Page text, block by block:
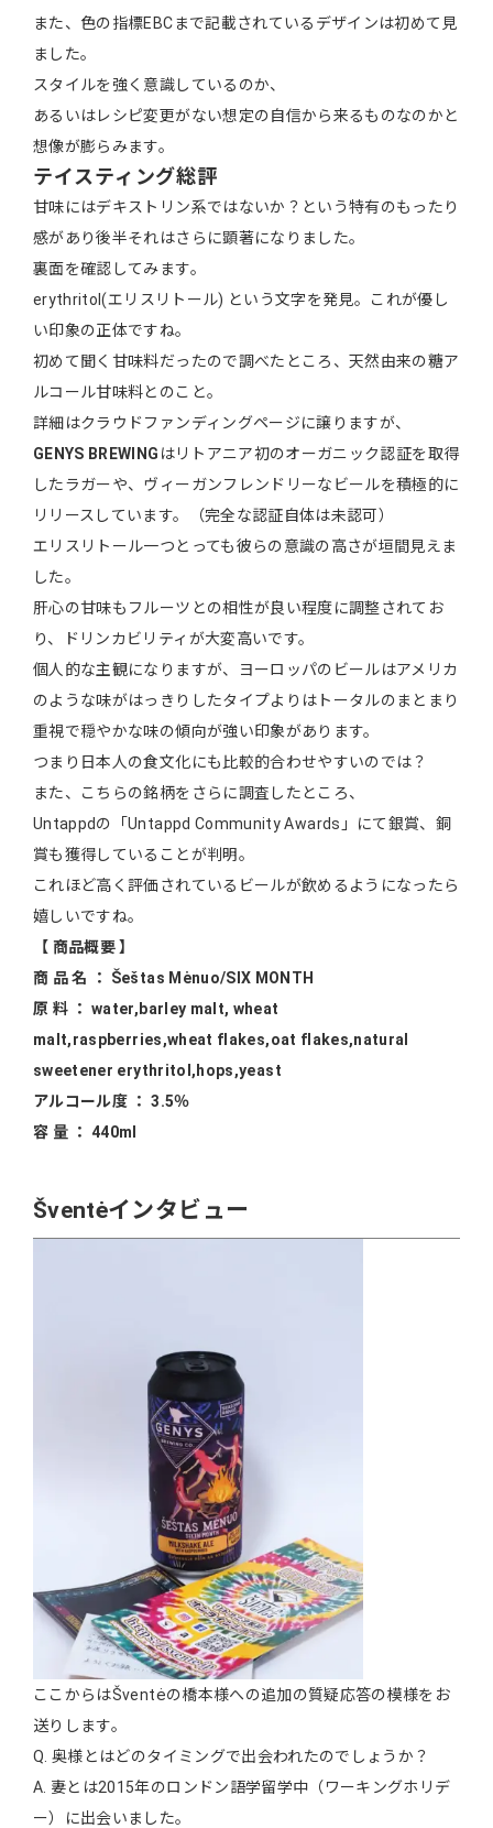
また、色の指標EBCまで記載されているデザインは初めて見
ました。
スタイルを強く意識しているのか、
あるいはレシピ変更がない想定の自信から来るものなのかと
想像が膨らみます。
テイスティング総評
甘味にはデキストリン系ではないか？という特有のもったり
感があり後半それはさらに顕著になりました。
裏面を確認してみます。
erythritol(エリスリトール) という文字を発見。これが優し
い印象の正体ですね。
初めて聞く甘味料だったので調べたところ、天然由来の糖ア
ルコール甘味料とのこと。
詳細はクラウドファンディングページに譲りますが、
GENYS BREWING はリトアニア初のオーガニック認証を取得
したラガーや、ヴィーガンフレンドリーなビールを積極的に
リリースしています。（完全な認証自体は未認可）
エリスリトール一つとっても彼らの意識の高さが垣間見えま
した。
肝心の甘味もフルーツとの相性が良い程度に調整されてお
り、ドリンカビリティが大変高いです。
個人的な主観になりますが、ヨーロッパのビールはアメリカ
のような味がはっきりしたタイプよりはトータルのまとまり
重視で穏やかな味の傾向が強い印象があります。
つまり日本人の食文化にも比較的合わせやすいのでは？
また、こちらの銘柄をさらに調査したところ、
Untappdの「Untappd Community Awards」にて銀賞、銅
賞も獲得していることが判明。
これほど高く評価されているビールが飲めるようになったら
嬉しいですね。
【 商品概要 】
商 品 名 ： Šeštas Mėnuo/SIX MONTH
原 料 ： water,barley malt, wheat
malt,raspberries,wheat flakes,oat flakes,natural
sweetener erythritol,hops,yeast
アルコール度 ： 3.5％
容 量 ： 440ml
Šventėインタビュー
ここからはŠventėの橋本様への追加の質疑応答の模様をお
送りします。
Q. 奥様とはどのタイミングで出会われたのでしょうか？
A. 妻とは2015年のロンドン語学留学中（ワーキングホリデ
ー）に出会いました。